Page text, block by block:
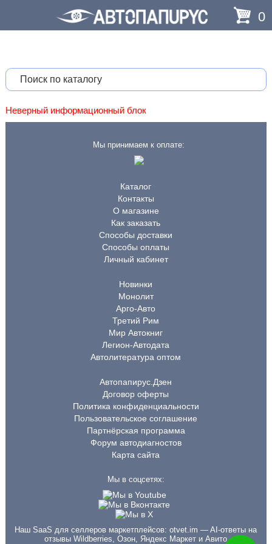
0
Неверный информационный блок
Мы принимаем к оплате:
Каталог
Контакты
О магазине
Как заказать
Способы доставки
Способы оплаты
Личный кабинет
Новинки
Монолит
Арго-Авто
Третий Рим
Мир Автокниг
Легион-Автодата
Автолитература оптом
Автопапирус.Дзен
Договор оферты
Политика конфиденциальности
Пользовательское соглашение
Партнёрская программа
Форум автодиагностов
Карта сайта
Мы в соцсетях:
Наш SaaS для селлеров маркетплейсов:otvet.im — AI-ответы на
отзывы Wildberries, Озон, Яндекс Маркет и Авито